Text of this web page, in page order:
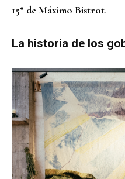
15° de Máximo Bistrot.
La historia de los